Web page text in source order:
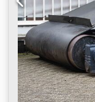
простой, но
или
взвешивающие
управление и
сенсорный
взвешивания -